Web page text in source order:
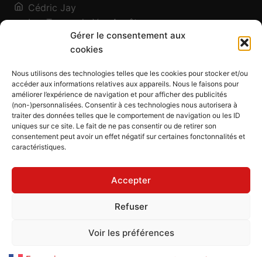
Gérer le consentement aux
cookies
Nous utilisons des technologies telles que les cookies pour stocker et/ou
accéder aux informations relatives aux appareils. Nous le faisons pour
améliorer l’expérience de navigation et pour afficher des publicités
(non-)personnalisées. Consentir à ces technologies nous autorisera à
traiter des données telles que le comportement de navigation ou les ID
uniques sur ce site. Le fait de ne pas consentir ou de retirer son
consentement peut avoir un effet négatif sur certaines fonctonnalités et
caractéristiques.
Accepter
Refuser
Voir les préférences
Cédric Jay
Les Traces de Vos Ancêtres
120, chemin des Salines
73200 Albertville - Savoie
Blog
Outils généalogiques
Contact
Plan du site
Mentions légales
Politique de confidentialité
Politique de cookies (UE)